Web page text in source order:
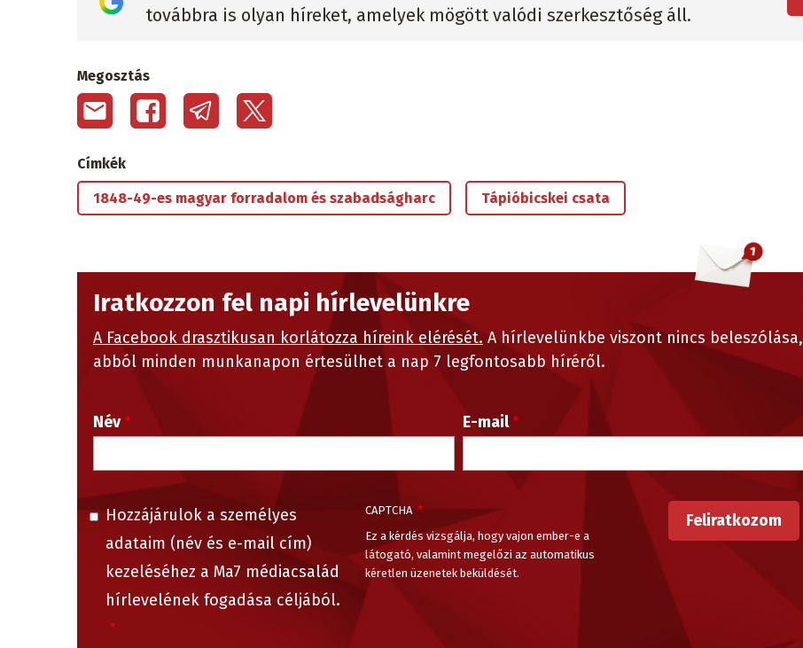
továbbra is olyan híreket, amelyek mögött valódi szerkesztőség áll.
Megosztás
Címkék
1848-49-es magyar forradalom és szabadságharc Tápióbicskei csata
Iratkozzon fel napi hírlevelünkre
A Facebook drasztikusan korlátozza híreink elérését. A hírlevelünkbe viszont nincs beleszólása,
abból minden munkanapon értesülhet a nap 7 legfontosabb híréről.
Név E-mail
Hozzájárulok a személyes
adataim (név és e-mail cím)
kezeléséhez a Ma7 médiacsalád
hírlevelének fogadása céljából.
CAPTCHA
Ez a kérdés vizsgálja, hogy vajon ember-e a
látogató, valamint megelőzi az automatikus
kéretlen üzenetek beküldését.